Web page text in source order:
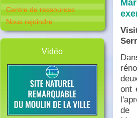
Centre de ressources
Nous rejoindre
Vidéo
ont
de